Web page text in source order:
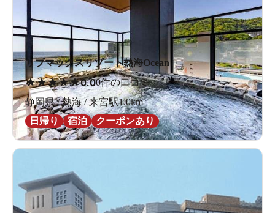
リブマックスリゾート熱海Ocean
★★★★★0.00件の口コミ
静岡県 / 熱海 / 来宮駅1.0km
日帰り
宿泊 クーポンあり